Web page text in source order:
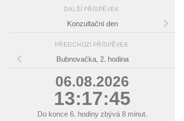
DALŠÍ PŘÍSPĚVEK
Konzultační den
PŘEDCHOZÍ PŘÍSPĚVEK
Bubnovačka, 2. hodina
06.08.2026
13:17:46
Do konce 6. hodiny zbývá 8 minut.